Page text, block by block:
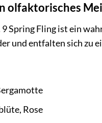
olfaktorisches
Spring Fling ist ein
und entfalten sich zu
Rose